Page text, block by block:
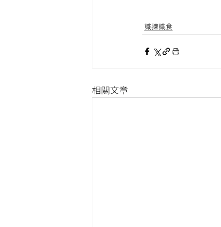
識揀識食
相關文章